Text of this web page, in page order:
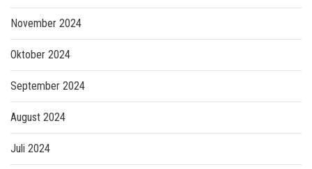
November 2024
Oktober 2024
September 2024
August 2024
Juli 2024